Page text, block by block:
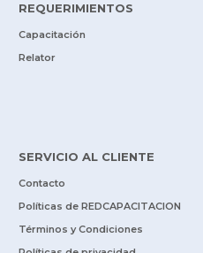
REQUERIMIENTOS
Capacitación
Relator
SERVICIO AL CLIENTE
Contacto
Políticas de REDCAPACITACION
Términos y Condiciones